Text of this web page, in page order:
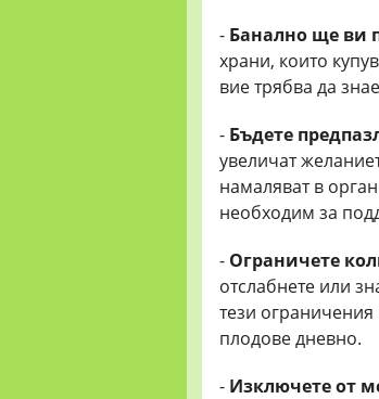
- Банално ще ви
храни, които
вие трябва да
- Бъдете
увеличат
намаляват в
необходим за
- Ограничете
отслабнете или
тези ограничения
плодове дневно.
- Изключете от